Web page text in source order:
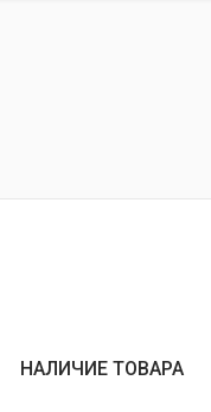
НАЛИЧИЕ ТОВАРА